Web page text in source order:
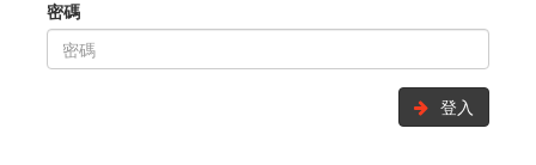
密碼
登入